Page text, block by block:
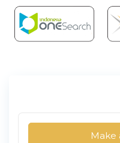
Make